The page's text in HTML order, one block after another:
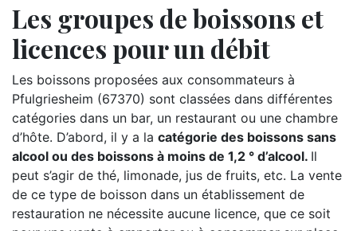
Les groupes de boissons et
licences pour un débit
Les boissons proposées aux consommateurs à
Pfulgriesheim (67370) sont classées dans différentes
catégories dans un bar, un restaurant ou une chambre
d’hôte. D’abord, il y a la catégorie des boissons sans
alcool ou des boissons à moins de 1,2 ° d’alcool. Il
peut s’agir de thé, limonade, jus de fruits, etc. La vente
de ce type de boisson dans un établissement de
restauration ne nécessite aucune licence, que ce soit